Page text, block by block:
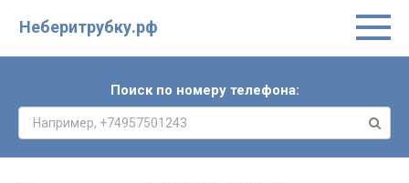
Неберитрубку.рф
Поиск по номеру телефона: